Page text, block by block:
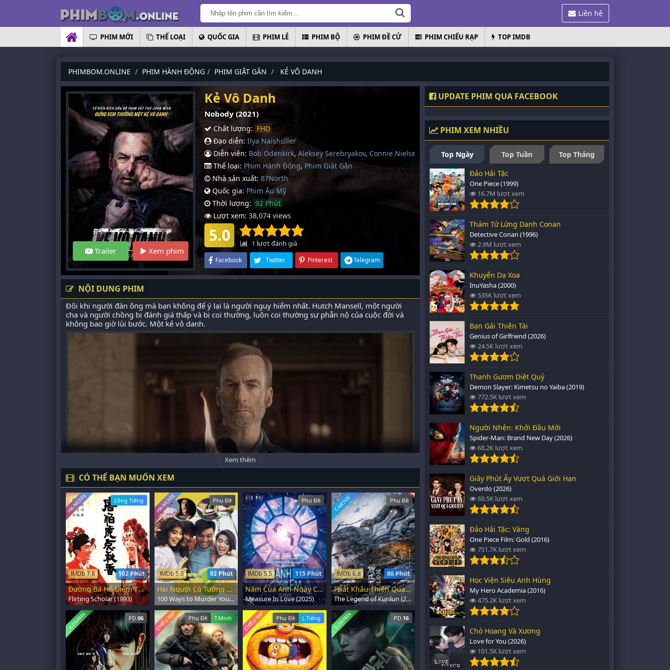
Liên hệ
PHIM MỚI THỂ LOẠI QUỐC GIA PHIM LẺ PHIM BỘ PHIM ĐỀ CỬ PHIM CHIẾU RẠP TOP IMDB
PHIMBOM.ONLINE PHIM HÀNH ĐỘNG PHIM GIẬT GÂN KẺ VÔ DANH
Trailer Xem phim
Kẻ Vô Danh
Nobody (2021)
Chất lượng: FHD
Đạo diễn: Ilya Naishuller
Diễn viên: Bob Odenkirk, Aleksey Serebryakov, Connie Nielsen
Thể loại: Phim Hành Động, Phim Giật Gân
Nhà sản xuất: 87North
Quốc gia: Phim Âu Mỹ
Thời lượng: 92 Phút
Lượt xem: 38,074 views
5.0 1 lượt đánh giá
Facebook Twitter Pinterest Telegram
NỘI DUNG PHIM
Đôi khi người đàn ông mà bạn không để ý lại là người nguy hiểm nhất. Hutch Mansell, một người
cha và người chồng bị đánh giá thấp và bị coi thường, luôn coi thường sự phẫn nộ của cuộc đời và
không bao giờ lùi bước. Một kẻ vô danh.
Xem thêm
CÓ THỂ BẠN MUỐN XEM
Lồng Tiếng
102 Phút
IMDb 7.6
HK-MOVIE
Đường Bá Hổ Điểm Thu Hương
Flirting Scholar (1993)
Phụ Đề
92 Phút
IMDb 5.6
HK-MOVIE
Hai Người Có Tướng Giết Vợ
100 Ways to Murder Your Wife (1986)
Phụ Đề
115 Phút
IMDb 5.5
Năm Của Anh Ngày Của Em
Measure In Love (2025)
Phụ Đề
80 Phút
IMDb 6.8
C-MOVIE
Phát Khâu Thiên Quan: Di Tích Côn Lôn
The Legend of Kunlun (2023)
PD. 06
K-DRAMA Phụ Đề T.Minh
CHIẾU RẠP Phụ Đề L.Tiếng
CHIẾU RẠP PD. 16
K-DRAMA
UPDATE PHIM QUA FACEBOOK
PHIM XEM NHIỀU
Top Ngày Top Tuần
Top Tháng
Đảo Hải Tặc
One Piece (1999)
16.7M lượt xem
Thám Tử Lừng Danh Conan
Detective Conan (1996)
2.9M lượt xem
Khuyển Dạ Xoa
InuYasha (2000)
535K lượt xem
Bạn Gái Thiên Tài
Genius of Girlfriend (2026)
24.5K lượt xem
Thanh Gươm Diệt Quỷ
Demon Slayer: Kimetsu no Yaiba (2019)
772.5K lượt xem
Người Nhện: Khởi Đầu Mới
Spider-Man: Brand New Day (2026)
68.2K lượt xem
Giây Phút Ấy Vượt Quá Giới Hạn
Overdo (2026)
69.5K lượt xem
Đảo Hải Tặc: Vàng
One Piece Film: Gold (2016)
751.7K lượt xem
Học Viện Siêu Anh Hùng
My Hero Academia (2016)
475.2K lượt xem
Chó Hoang Và Xương
Love for You (2026)
101.5K lượt xem